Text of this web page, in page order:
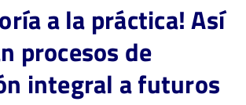
a la práctica! Así
procesos de
integral a futuros